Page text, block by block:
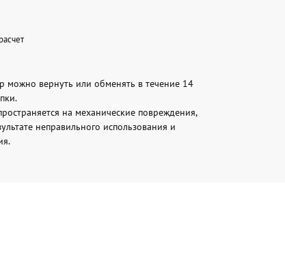
можно вернуть или обменять в течение 14
на механические повреждения,
неправильного использования и